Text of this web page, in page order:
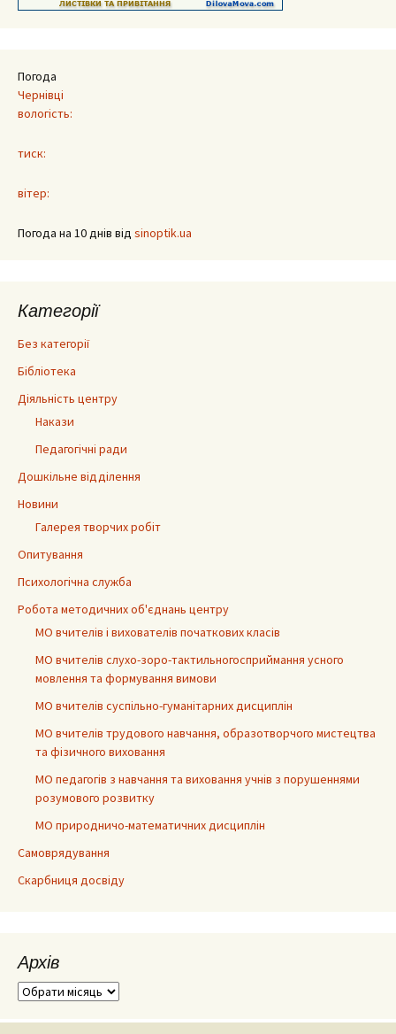
Погода
Чернівці
вологість:
тиск:
вітер:
Погода на 10 днів від sinoptik.ua
Категорії
Без категорії
Бібліотека
Діяльність центру
Накази
Педагогічні ради
Дошкільне відділення
Новини
Галерея творчих робіт
Опитування
Психологічна служба
Робота методичних об'єднань центру
МО вчителів і вихователів початкових класів
МО вчителів слухо-зоро-тактильногосприймання усного
мовлення та формування вимови
МО вчителів суспільно-гуманітарних дисциплін
МО вчителів трудового навчання, образотворчого мистецтва
та фізичного виховання
МО педагогів з навчання та виховання учнів з порушеннями
розумового розвитку
МО природничо-математичних дисциплін
Самоврядування
Скарбниця досвіду
Архів
Архів